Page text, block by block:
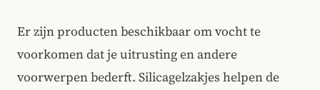
Er zijn producten beschikbaar om vocht te
voorkomen dat je uitrusting en andere
voorwerpen bederft. Silicagelzakjes helpen de